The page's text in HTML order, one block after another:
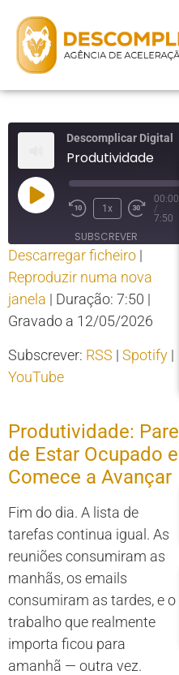
Descomplicar Digital
Produtividade
1x
00:00
/
7:50
SUBSCREVER
PARTILHAR
RSS Spotify
YouTube
RSS FEED
PARTILHAR
LIGAÇÃO
Descarregar ficheiro |
Reproduzir numa nova
janela | Duração: 7:50 |
Gravado a 12/05/2026
Subscrever: RSS | Spotify |
YouTube
Produtividade: Pare
de Estar Ocupado e
Comece a Avançar
Fim do dia. A lista de
tarefas continua igual. As
reuniões consumiram as
manhãs, os emails
consumiram as tardes, e o
trabalho que realmente
importa ficou para
amanhã — outra vez.